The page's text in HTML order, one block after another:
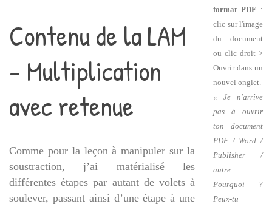
Contenu de la LAM
– Multiplication
avec retenue
Comme pour la leçon à manipuler sur la
soustraction, j’ai matérialisé les
différentes étapes par autant de volets à
soulever, passant ainsi d’une étape à une
format PDF :
clic sur l'image
du document
ou clic droit >
Ouvrir dans un
nouvel onglet.
« Je n'arrive
pas à ouvrir
ton document
PDF / Word /
Publisher /
autre...
Pourquoi ?
Peux-tu